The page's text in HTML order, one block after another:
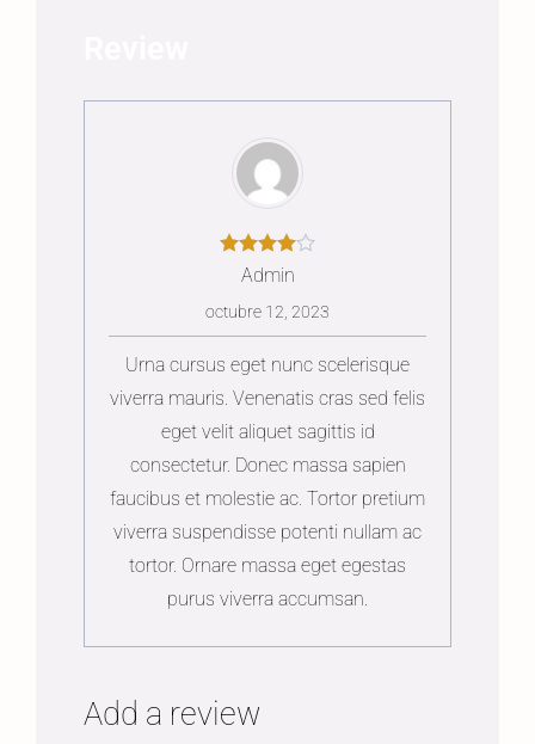
Admin
octubre 12, 2023
Urna cursus eget nunc scelerisque
viverra mauris. Venenatis cras sed felis
eget velit aliquet sagittis id
consectetur. Donec massa sapien
faucibus et molestie ac. Tortor pretium
viverra suspendisse potenti nullam ac
tortor. Ornare massa eget egestas
purus viverra accumsan.
Add a review